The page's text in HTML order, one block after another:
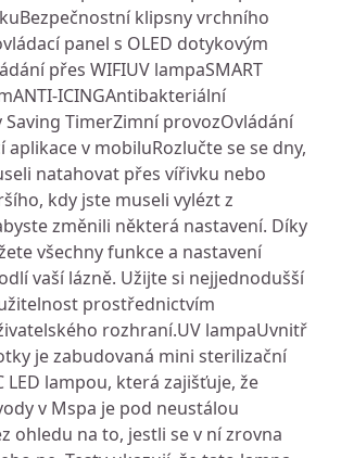
klipsny vrchního
panel s OLED dotykovým
přes WIFIUV lampaSMART
ICINGAntibakteriální
Saving TimerZimní provozOvládání
v mobiluRozlučte se se dny,
natahovat přes vířivku nebo
kdy jste museli vylézt z
změnili některá nastavení. Díky
všechny funkce a nastavení
vaší lázně. Užijte si nejjednodušší
prostřednictvím
rozhraní.UV lampaUvnitř
je zabudovaná mini sterilizační
LED lampou, která zajišťuje, že
v Mspa je pod neustálou
ohledu na to, jestli se v ní zrovna